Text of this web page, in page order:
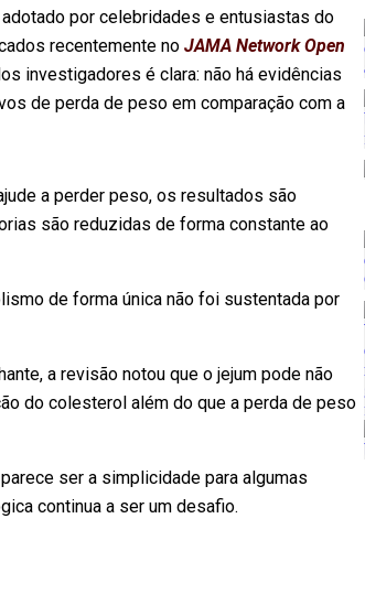
por celebridades e entusiastas do
recentemente no JAMA Network Open
investigadores é clara: não há evidências
de perda de peso em comparação com a
a perder peso, os resultados são
são reduzidas de forma constante ao
de forma única não foi sustentada por
a revisão notou que o jejum pode não
do colesterol além do que a perda de peso
ser a simplicidade para algumas
continua a ser um desafio.